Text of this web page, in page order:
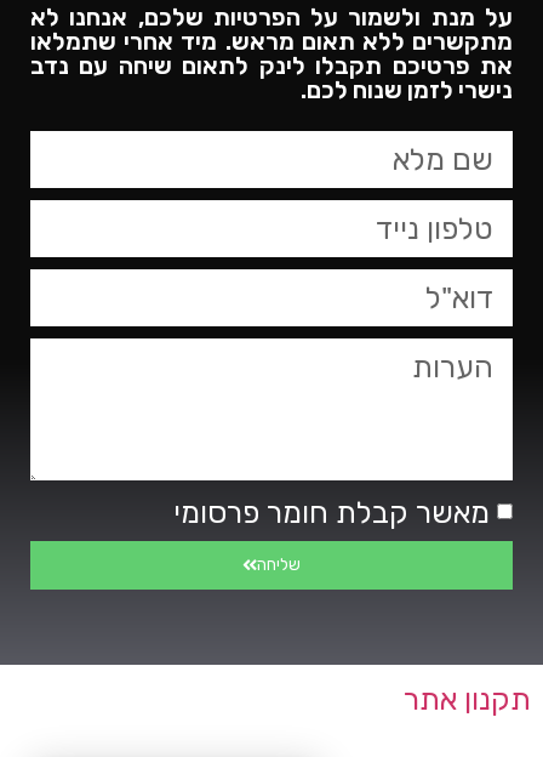
על מנת ולשמור על הפרטיות שלכם, אנחנו לא
מתקשרים ללא תאום מראש. מיד אחרי שתמלאו
את פרטיכם תקבלו לינק לתאום שיחה עם נדב
נישרי לזמן שנוח לכם.​
מאשר קבלת חומר פרסומי
שליחה
תקנון אתר